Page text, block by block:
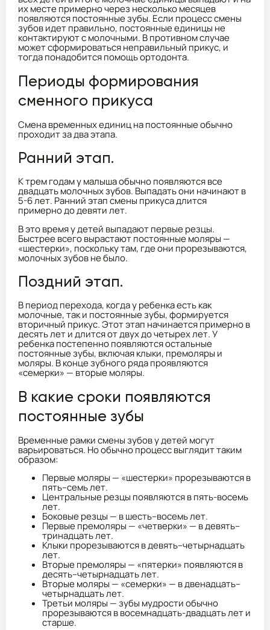
их месте примерно через несколько месяцев
появляются постоянные зубы. Если процесс смены
зубов идет правильно, постоянные единицы не
контактируют с молочными. В противном случае
может сформироваться неправильный прикус, и
тогда понадобится помощь ортодонта.
Периоды формирования
сменного прикуса
Смена временных единиц на постоянные обычно
проходит за два этапа.
Ранний этап.
К трем годам у малыша обычно появляются все
двадцать молочных зубов. Выпадать они начинают в
5-6 лет. Ранний этап смены прикуса длится
примерно до девяти лет.
В это время у детей выпадают первые резцы.
Быстрее всего вырастают постоянные моляры —
«шестерки», поскольку там, где они прорезываются,
молочных зубов не было.
Поздний этап.
В период перехода, когда у ребенка есть как
молочные, так и постоянные зубы, формируется
вторичный прикус. Этот этап начинается примерно в
десять лет и длится от двух до четырех лет. У
ребенка постепенно появляются остальные
постоянные зубы, включая клыки, премоляры и
моляры. В конце зубного ряда проявляются
«семерки» — вторые моляры.
В какие сроки появляются
постоянные зубы
Временные рамки смены зубов у детей могут
варьироваться. Но обычно процесс выглядит таким
образом:
Первые моляры — «шестерки» прорезываются в
пять–семь лет.
Центральные резцы появляются в пять-восемь
лет.
Боковые резцы — в шесть–восемь лет.
Первые премоляры — «четверки» — в девять–
тринадцать лет.
Клыки прорезываются в девять–четырнадцать
лет.
Вторые премоляры — «пятерки» появляются в
десять–четырнадцать лет.
Вторые моляры — «семерки» — в двенадцать–
четырнадцать лет.
Третьи моляры — зубы мудрости обычно
прорезываются в восемнадцать-двадцать лет и
старше.